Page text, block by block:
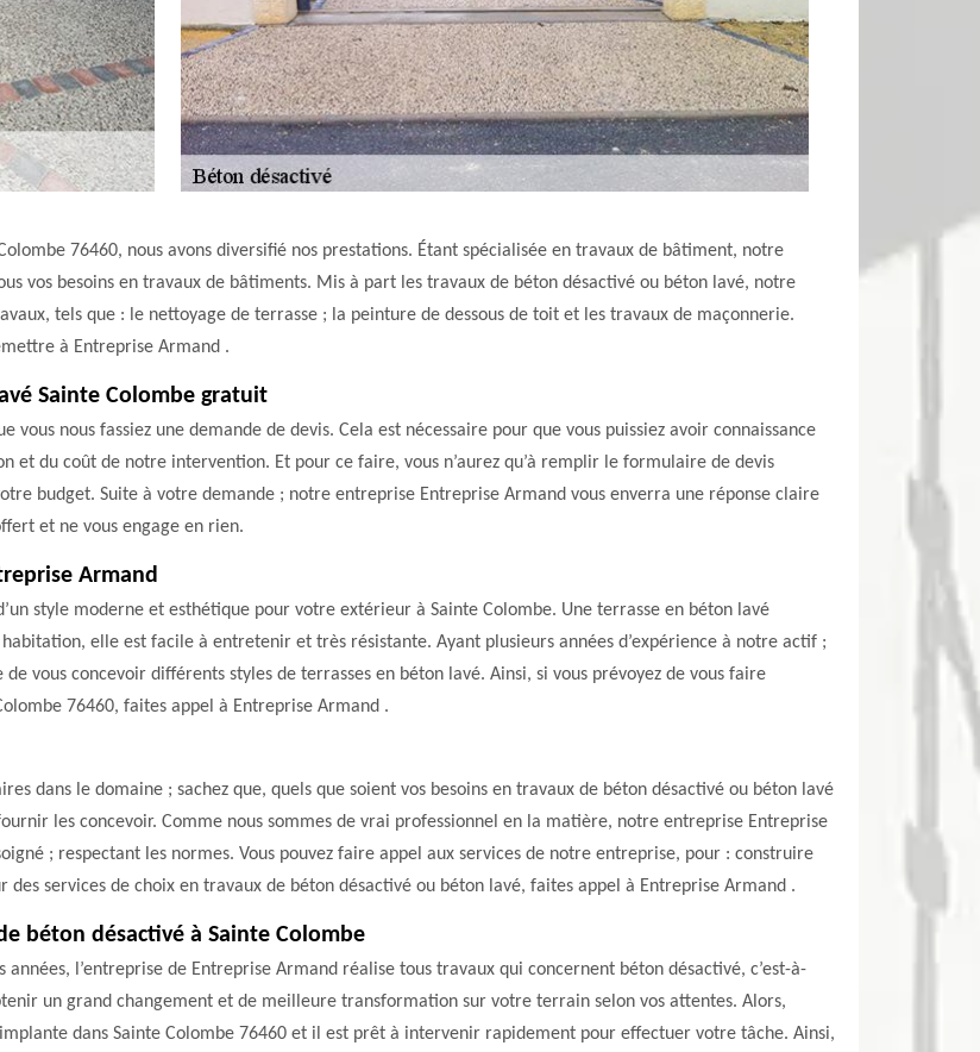
76460, nous avons diversifié nos prestations. Étant spécialisée en travaux de bâtiment, notre
vos besoins en travaux de bâtiments. Mis à part les travaux de béton désactivé ou béton lavé, notre
tels que : le nettoyage de terrasse ; la peinture de dessous de toit et les travaux de maçonnerie.
à Entreprise Armand .
Sainte Colombe gratuit
vous nous fassiez une demande de devis. Cela est nécessaire pour que vous puissiez avoir connaissance
et du coût de notre intervention. Et pour ce faire, vous n’aurez qu’à remplir le formulaire de devis
budget. Suite à votre demande ; notre entreprise Entreprise Armand vous enverra une réponse claire
et ne vous engage en rien.
Armand
style moderne et esthétique pour votre extérieur à Sainte Colombe. Une terrasse en béton lavé
elle est facile à entretenir et très résistante. Ayant plusieurs années d’expérience à notre actif ;
vous concevoir différents styles de terrasses en béton lavé. Ainsi, si vous prévoyez de vous faire
76460, faites appel à Entreprise Armand .
dans le domaine ; sachez que, quels que soient vos besoins en travaux de béton désactivé ou béton lavé
les concevoir. Comme nous sommes de vrai professionnel en la matière, notre entreprise Entreprise
; respectant les normes. Vous pouvez faire appel aux services de notre entreprise, pour : construire
des services de choix en travaux de béton désactivé ou béton lavé, faites appel à Entreprise Armand .
béton désactivé à Sainte Colombe
l’entreprise de Entreprise Armand réalise tous travaux qui concernent béton désactivé, c’est-à-
un grand changement et de meilleure transformation sur votre terrain selon vos attentes. Alors,
dans Sainte Colombe 76460 et il est prêt à intervenir rapidement pour effectuer votre tâche. Ainsi,